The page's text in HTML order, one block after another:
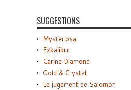
SUGGESTIONS
Mysteriosa
Exkalibur
Carine Diamond
Gold & Crystal
Le jugement de Salomon